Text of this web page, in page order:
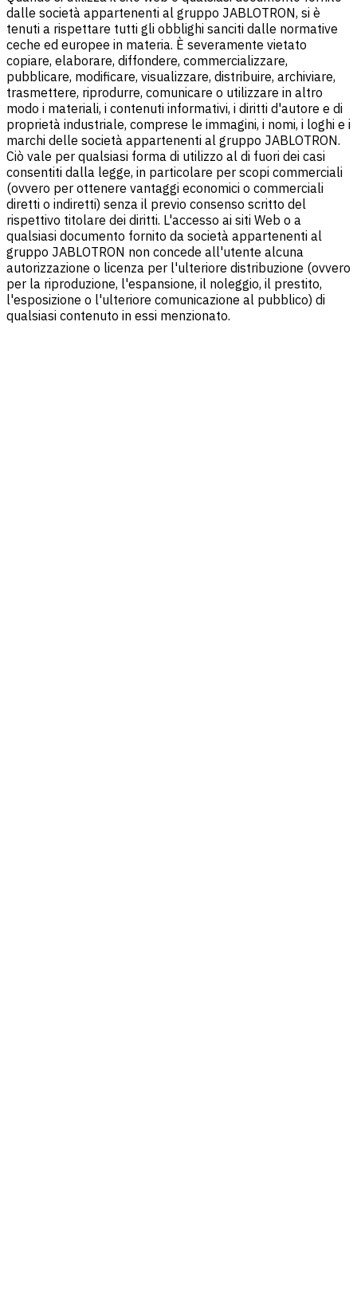
dalle società appartenenti al gruppo JABLOTRON, si è
tenuti a rispettare tutti gli obblighi sanciti dalle normative
ceche ed europee in materia. È severamente vietato
copiare, elaborare, diffondere, commercializzare,
pubblicare, modificare, visualizzare, distribuire, archiviare,
trasmettere, riprodurre, comunicare o utilizzare in altro
modo i materiali, i contenuti informativi, i diritti d'autore e di
proprietà industriale, comprese le immagini, i nomi, i loghi e i
marchi delle società appartenenti al gruppo JABLOTRON.
Ciò vale per qualsiasi forma di utilizzo al di fuori dei casi
consentiti dalla legge, in particolare per scopi commerciali
(ovvero per ottenere vantaggi economici o commerciali
diretti o indiretti) senza il previo consenso scritto del
rispettivo titolare dei diritti. L'accesso ai siti Web o a
qualsiasi documento fornito da società appartenenti al
gruppo JABLOTRON non concede all'utente alcuna
autorizzazione o licenza per l'ulteriore distribuzione (ovvero
per la riproduzione, l'espansione, il noleggio, il prestito,
l'esposizione o l'ulteriore comunicazione al pubblico) di
qualsiasi contenuto in essi menzionato.